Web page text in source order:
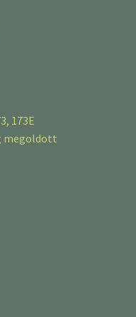
173E
megoldott